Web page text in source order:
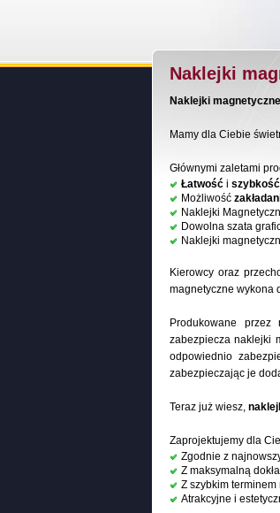
Naklejki
Naklejki magnetyczne
Mamy dla Ciebie
Głównymi zaletami
Łatwość i
Możliwość
Naklejki
Dowolna szata
Naklejki
Kierowcy oraz
magnetyczne wykona
Produkowane
zabezpiecza naklejki
odpowiednio
zabezpieczając je
Teraz już wiesz,
Zaprojektujemy dla
Zgodnie z
Z maksymalną
Z szybkim terminem
Atrakcyjne i